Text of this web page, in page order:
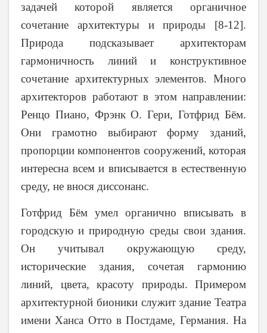
задачей которой является органичное
сочетание архитектуры и природы [8-12].
Природа подсказывает архитекторам
гармоничность линий и конструктивное
сочетание архитектурных элементов. Много
архитекторов работают в этом направлении:
Ренцо Пиано, Фрэнк О. Гери, Готфрид Бём.
Они грамотно выбирают форму зданий,
пропорции компонентов сооружений, которая
интересна всем и вписывается в естественную
среду, не внося диссонанс.
Готфрид Бём умел органично вписывать в
городскую и природную среды свои здания.
Он учитывал окружающую среду,
исторические здания, сочетая гармонию
линий, цвета, красоту природы. Примером
архитектурной бионики служит здание Театра
имени Ханса Отто в Постдаме, Германия. На